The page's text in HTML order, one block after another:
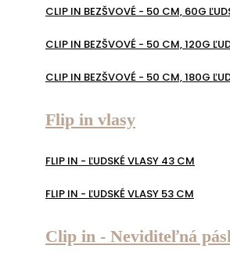
CLIP IN BEZŠVOVÉ - 50 CM, 60G
CLIP IN BEZŠVOVÉ - 50 CM, 120G
CLIP IN BEZŠVOVÉ - 50 CM, 180G
Flip in vlasy
FLIP IN - ĽUDSKÉ VLASY 43 CM
FLIP IN - ĽUDSKÉ VLASY 53 CM
Clip in - Neviditeľná